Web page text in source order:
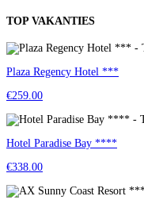
TOP VAKANTIES
Plaza Regency Hotel ***
€259.00
Hotel Paradise Bay ****
€338.00